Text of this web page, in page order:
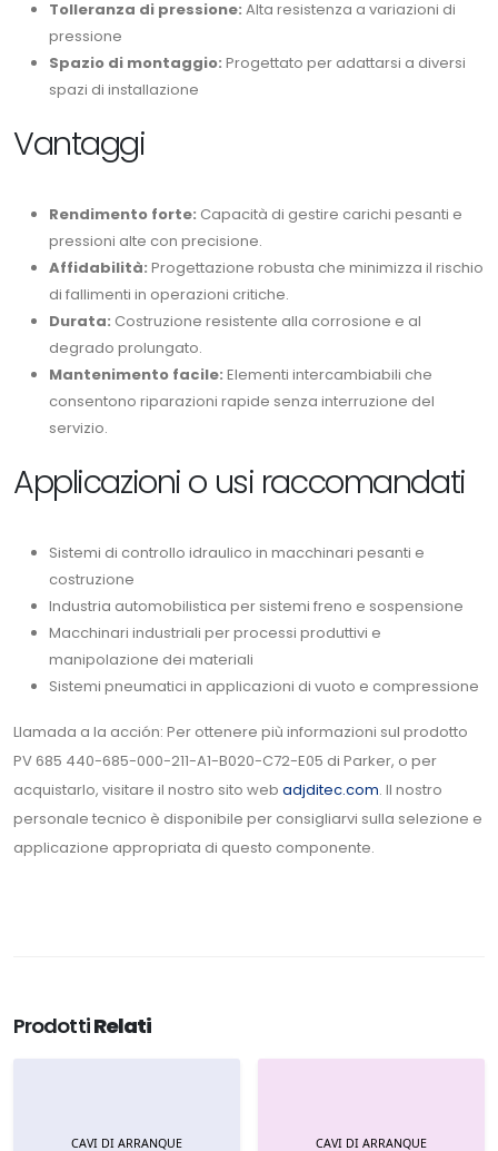
Tolleranza di pressione: Alta resistenza a variazioni di
pressione
Spazio di montaggio: Progettato per adattarsi a diversi
spazi di installazione
Vantaggi
Rendimento forte: Capacità di gestire carichi pesanti e
pressioni alte con precisione.
Affidabilità: Progettazione robusta che minimizza il rischio
di fallimenti in operazioni critiche.
Durata: Costruzione resistente alla corrosione e al
degrado prolungato.
Mantenimento facile: Elementi intercambiabili che
consentono riparazioni rapide senza interruzione del
servizio.
Applicazioni o usi raccomandati
Sistemi di controllo idraulico in macchinari pesanti e
costruzione
Industria automobilistica per sistemi freno e sospensione
Macchinari industriali per processi produttivi e
manipolazione dei materiali
Sistemi pneumatici in applicazioni di vuoto e compressione
Llamada a la acción: Per ottenere più informazioni sul prodotto
PV 685 440-685-000-211-A1-B020-C72-E05 di Parker, o per
acquistarlo, visitare il nostro sito web adjditec.com. Il nostro
personale tecnico è disponibile per consigliarvi sulla selezione e
applicazione appropriata di questo componente.
ProdottiRelati